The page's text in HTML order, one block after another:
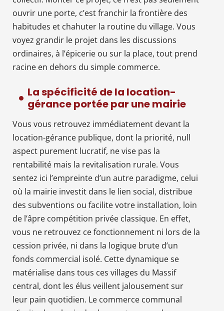
ouvrir une porte, c’est franchir la frontière des
habitudes et chahuter la routine du village. Vous
voyez grandir le projet dans les discussions
ordinaires, à l’épicerie ou sur la place, tout prend
racine en dehors du simple commerce.
La spécificité de la location-
gérance portée par une mairie
Vous vous retrouvez immédiatement devant la
location-gérance publique, dont la priorité, null
aspect purement lucratif, ne vise pas la
rentabilité mais la revitalisation rurale. Vous
sentez ici l’empreinte d’un autre paradigme, celui
où la mairie investit dans le lien social, distribue
des subventions ou facilite votre installation, loin
de l’âpre compétition privée classique. En effet,
vous ne retrouvez ce fonctionnement ni lors de la
cession privée, ni dans la logique brute d’un
fonds commercial isolé. Cette dynamique se
matérialise dans tous ces villages du Massif
central, dont les élus veillent jalousement sur
leur pain quotidien. Le commerce communal